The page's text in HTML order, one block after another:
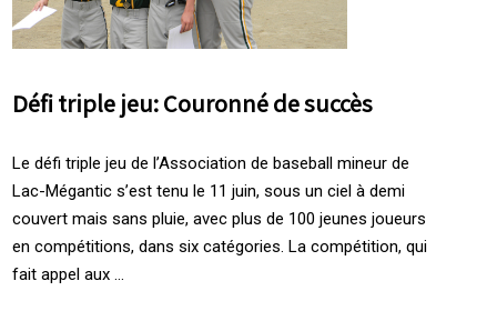
Défi triple jeu: Couronné de succès
Le défi triple jeu de l’Association de baseball mineur de
Lac-Mégantic s’est tenu le 11 juin, sous un ciel à demi
couvert mais sans pluie, avec plus de 100 jeunes joueurs
en compétitions, dans six catégories. La compétition, qui
fait appel aux ...